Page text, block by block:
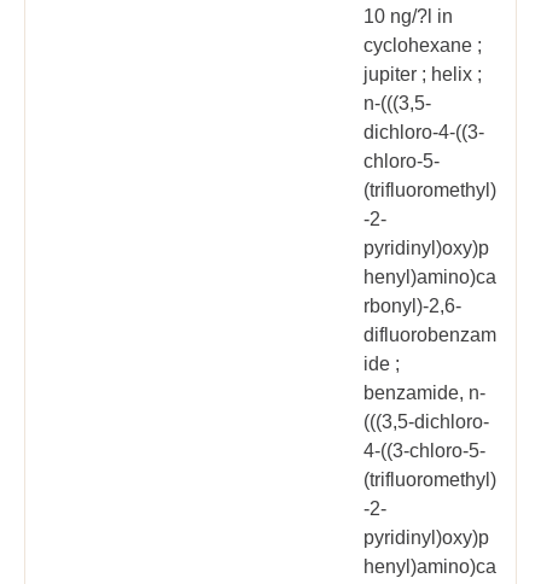
10 ng/?l in
cyclohexane ;
jupiter ; helix ;
n-(((3,5-
dichloro-4-((3-
chloro-5-
(trifluoromethyl)
-2-
pyridinyl)oxy)p
henyl)amino)ca
rbonyl)-2,6-
difluorobenzam
ide ;
benzamide, n-
(((3,5-dichloro-
4-((3-chloro-5-
(trifluoromethyl)
-2-
pyridinyl)oxy)p
henyl)amino)ca